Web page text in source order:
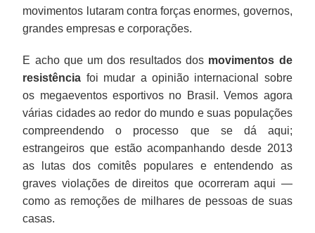
movimentos lutaram contra forças enormes, governos,
grandes empresas e corporações.
E acho que um dos resultados dos movimentos de
resistência foi mudar a opinião internacional sobre
os megaeventos esportivos no Brasil. Vemos agora
várias cidades ao redor do mundo e suas populações
compreendendo o processo que se dá aqui;
estrangeiros que estão acompanhando desde 2013
as lutas dos comitês populares e entendendo as
graves violações de direitos que ocorreram aqui —
como as remoções de milhares de pessoas de suas
casas.